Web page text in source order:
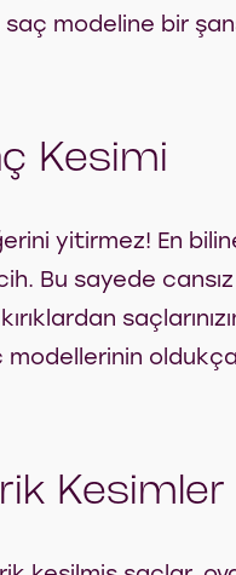
modeline bir
Kesimi
yitirmez! En
Bu sayede
modellerinin
Kesimler